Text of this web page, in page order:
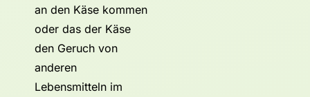
an den Käse kommen
oder das der Käse
den Geruch von
anderen
Lebensmitteln im